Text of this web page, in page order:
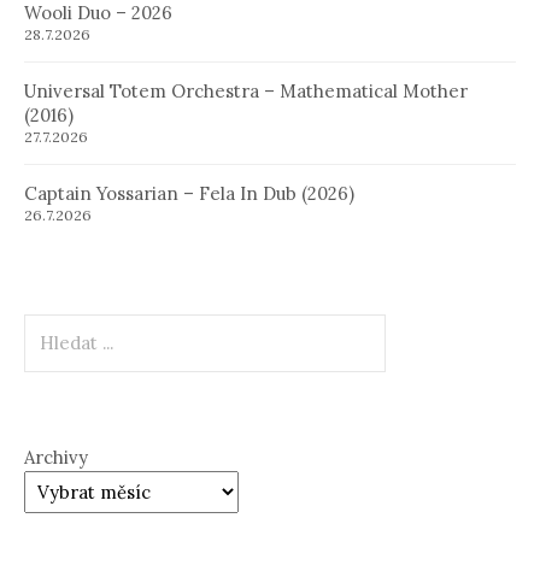
Wooli Duo – 2026
28.7.2026
Universal Totem Orchestra – Mathematical Mother
(2016)
27.7.2026
Captain Yossarian – Fela In Dub (2026)
26.7.2026
Archivy